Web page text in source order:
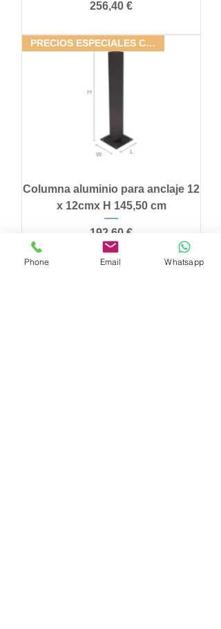
Precio
256,40 €
PRECIOS ESPECIALES CONJUNTOS
Columna aluminio para anclaje 12
x 12cmx H 145,50 cm
Precio
192,60 €
Phone Email Whatsapp